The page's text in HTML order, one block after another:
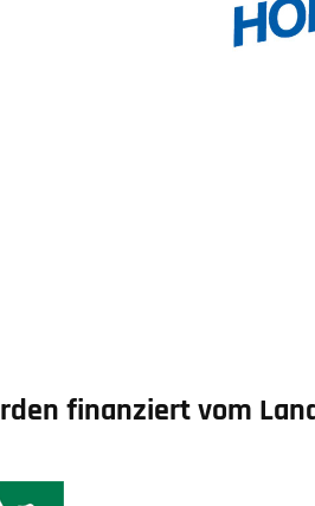
finanziert vom